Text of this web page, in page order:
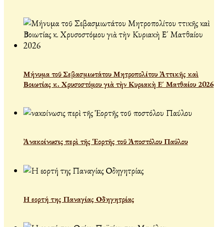
Μήνυμα τοῦ Σεβασμιωτάτου Μητροπολίτου Ἀττικῆς καὶ
Βοιωτίας κ. Χρυσοστόμου γιὰ τὴν Κυριακὴ Ε´ Ματθαίου 2026
Ἀνακοίνωσις περὶ τῆς Ἑορτῆς τοῦ Ἀποστόλου Παύλου
Η εορτή της Παναγίας Οδηγητρίας